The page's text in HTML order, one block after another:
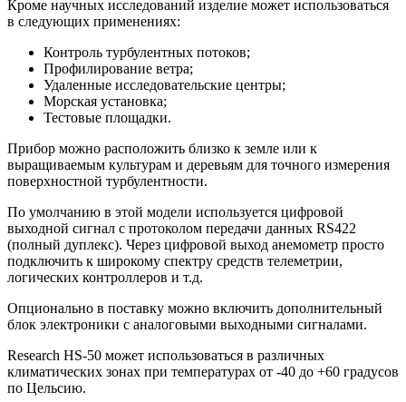
Кроме научных исследований изделие может использоваться
в следующих применениях:
Контроль турбулентных потоков;
Профилирование ветра;
Удаленные исследовательские центры;
Морская установка;
Тестовые площадки.
Прибор можно расположить близко к земле или к
выращиваемым культурам и деревьям для точного измерения
поверхностной турбулентности.
По умолчанию в этой модели используется цифровой
выходной сигнал с протоколом передачи данных RS422
(полный дуплекс). Через цифровой выход анемометр просто
подключить к широкому спектру средств телеметрии,
логических контроллеров и т.д.
Опционально в поставку можно включить дополнительный
блок электроники с аналоговыми выходными сигналами.
Research HS-50 может использоваться в различных
климатических зонах при температурах от -40 до +60 градусов
по Цельсию.